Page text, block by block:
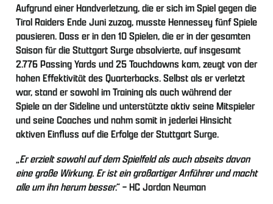
Aufgrund einer Handverletzung, die er sich im Spiel gegen die
Tirol Raiders Ende Juni zuzog, musste Hennessey fünf Spiele
pausieren. Dass er in den 10 Spielen, die er in der gesamten
Saison für die Stuttgart Surge absolvierte, auf insgesamt
2.776 Passing Yards und 25 Touchdowns kam, zeugt von der
hohen Effektivität des Quarterbacks. Selbst als er verletzt
war, stand er sowohl im Training als auch während der
Spiele an der Sideline und unterstützte aktiv seine Mitspieler
und seine Coaches und nahm somit in jederlei Hinsicht
aktiven Einfluss auf die Erfolge der Stuttgart Surge.
„Er erzielt sowohl auf dem Spielfeld als auch abseits davon
eine große Wirkung. Er ist ein großartiger Anführer und macht
alle um ihn herum besser.“ – HC Jordan Neuman